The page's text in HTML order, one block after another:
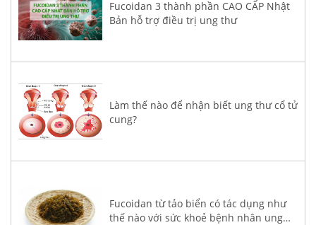
Fucoidan 3 thành phần CAO CẤP Nhật
Bản hỗ trợ điều trị ung thư
Làm thế nào để nhận biết ung thư cổ tử
cung?
Fucoidan từ tảo biển có tác dụng như
thế nào với sức khoẻ bệnh nhân ung